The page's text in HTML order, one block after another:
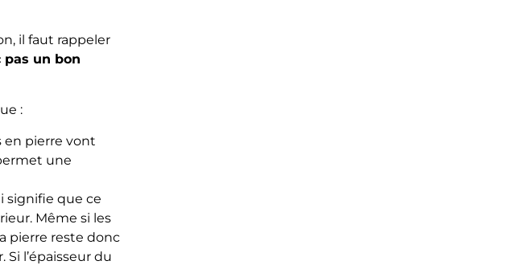
il faut rappeler
un bon
:
en pierre vont
une
signifie que ce
Même si les
pierre reste donc
l’épaisseur du